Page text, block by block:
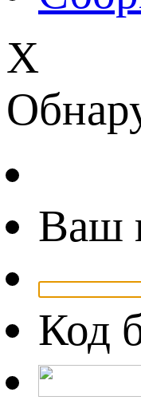
Х
Ваш
Код